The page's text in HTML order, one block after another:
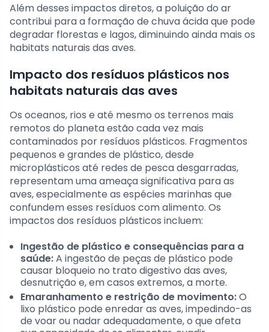
Além desses impactos diretos, a poluição do ar
contribui para a formação de chuva ácida que pode
degradar florestas e lagos, diminuindo ainda mais os
habitats naturais das aves.
Impacto dos resíduos plásticos nos
habitats naturais das aves
Os oceanos, rios e até mesmo os terrenos mais
remotos do planeta estão cada vez mais
contaminados por resíduos plásticos. Fragmentos
pequenos e grandes de plástico, desde
microplásticos até redes de pesca desgarradas,
representam uma ameaça significativa para as
aves, especialmente as espécies marinhas que
confundem esses resíduos com alimento. Os
impactos dos resíduos plásticos incluem:
Ingestão de plástico e consequências para a
saúde:A ingestão de peças de plástico pode
causar bloqueio no trato digestivo das aves,
desnutrição e, em casos extremos, a morte.
Emaranhamento e restrição de movimento:O
lixo plástico pode enredar as aves, impedindo-as
de voar ou nadar adequadamente, o que afeta